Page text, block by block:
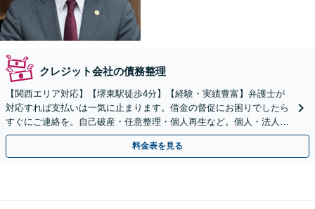
クレジット会社の債務整理
【関西エリア対応】【堺東駅徒歩4分】【経験・実績豊富】弁護士が
対応すれば支払いは一気に止まります。借金の督促にお困りでしたら
すぐにご連絡を。自己破産・任意整理・個人再生など。個人・法人対
応可能。【夜間・休日対応可能】
料金表を見る